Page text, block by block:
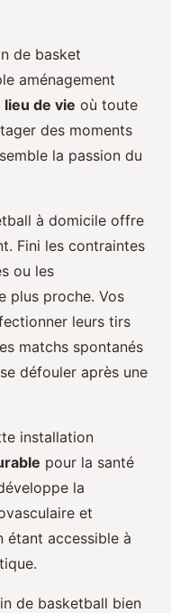
de basket
aménagement
de vie où toute
des moments
la passion du
à domicile offre
Fini les contraintes
ou les
plus proche. Vos
leurs tirs
matchs spontanés
défouler après une
installation
pour la santé
la
et
étant accessible à
de basketball bien